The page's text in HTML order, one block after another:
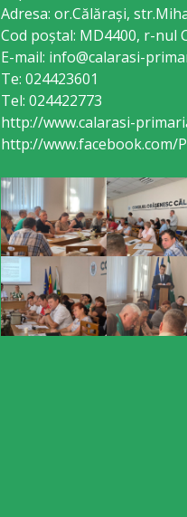
Adresa: or.Călăraşi,
Cod poștal: MD4400, r-nul
E-mail: info@calarasi-
Te: 024423601
Tel: 024422773
http://www.calarasi-
http://www.facebook.com/